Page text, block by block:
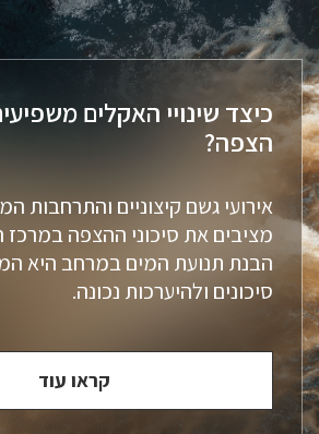
כיצד שינויי האקלים
הצפה?
אירועי גשם קיצוניים והתרחבות
מציבים את סיכוני ההצפה במרכז
הבנת תנועת המים במרחב היא
סיכונים ולהיערכות נכונה.
קראו עוד